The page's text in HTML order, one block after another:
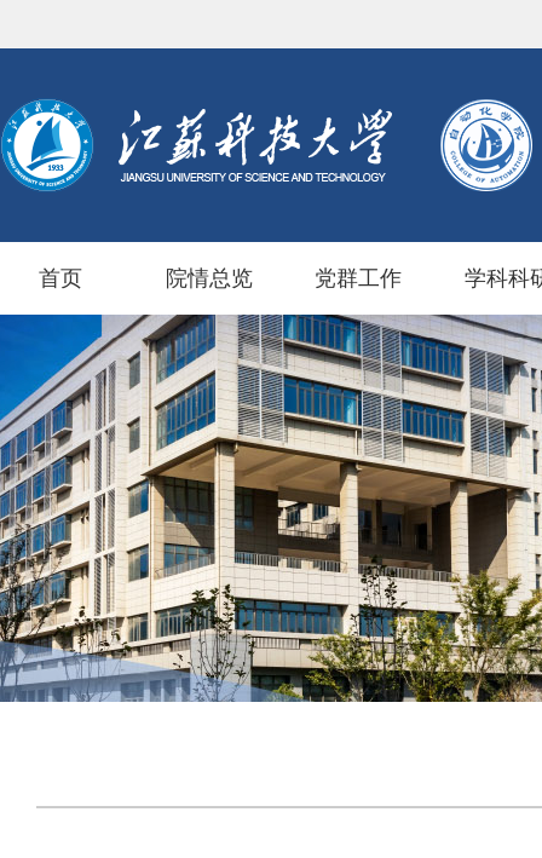
首页 院情总览 党群工作 学科科